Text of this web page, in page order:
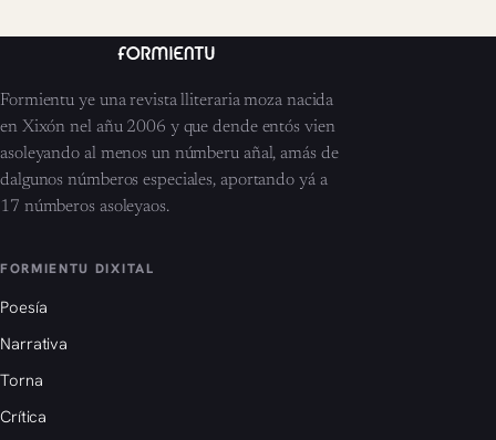
Formientu ye una revista lliteraria moza nacida
en Xixón nel añu 2006 y que dende entós vien
asoleyando al menos un númberu añal, amás de
dalgunos númberos especiales, aportando yá a
17 númberos asoleyaos.
FORMIENTU DIXITAL
Poesía
Narrativa
Torna
Crítica